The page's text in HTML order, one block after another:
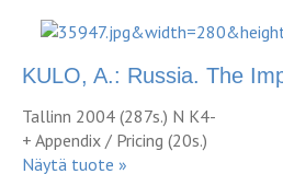
KULO, A.: Russia. The
Tallinn 2004 (287s.) N K4-
+ Appendix / Pricing (20s.)
Näytä tuote »